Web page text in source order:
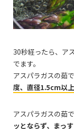
30秒経ったら、ア
でます。
アスパラガスの茹で
度、直径1.5cm以
アスパラガスの茹で
ッとならず、まっ